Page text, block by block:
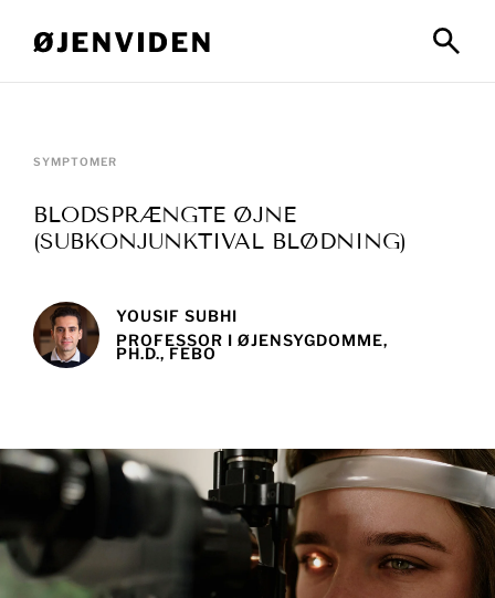
SYMPTOMER
BLODSPRÆNGTE ØJNE
(SUBKONJUNKTIVAL BLØDNING)
YOUSIF SUBHI
PROFESSOR I ØJENSYGDOMME,
PH.D., FEBO